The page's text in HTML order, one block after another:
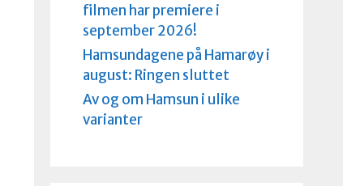
filmen har premiere i
september 2026!
Hamsundagene på Hamarøy i
august: Ringen sluttet
Av og om Hamsun i ulike
varianter